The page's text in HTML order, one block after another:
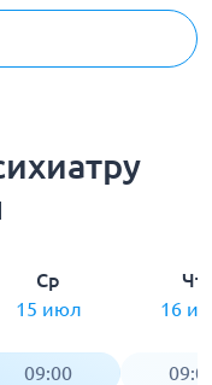
Ср
15 июл
09:00
Чт
16